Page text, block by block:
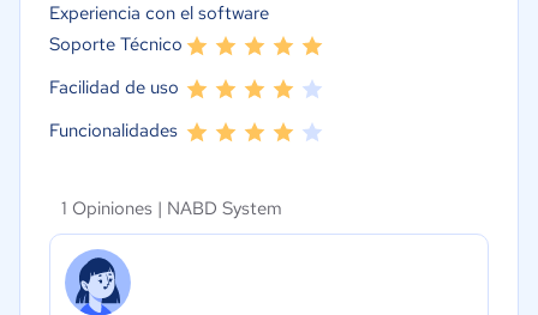
Experiencia con el software
Soporte Técnico
Facilidad de uso
Funcionalidades
1 Opiniones | NABD System